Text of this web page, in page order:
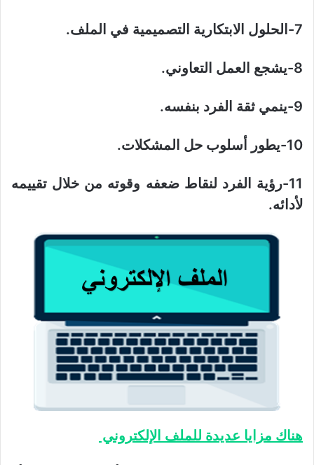
7-الحلول الابتكارية التصميمية في الملف.
8-يشجع العمل التعاوني.
9-ينمي ثقة الفرد بنفسه.
10-يطور أسلوب حل المشكلات.
11-رؤية الفرد لنقاط ضعفه وقوته من خلال تقييمه
لأدائه.
هناك مزايا عديدة للملف الإلكتروني